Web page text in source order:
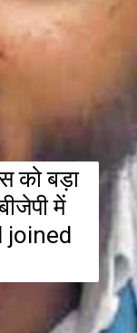
को बड़ा
में
joined